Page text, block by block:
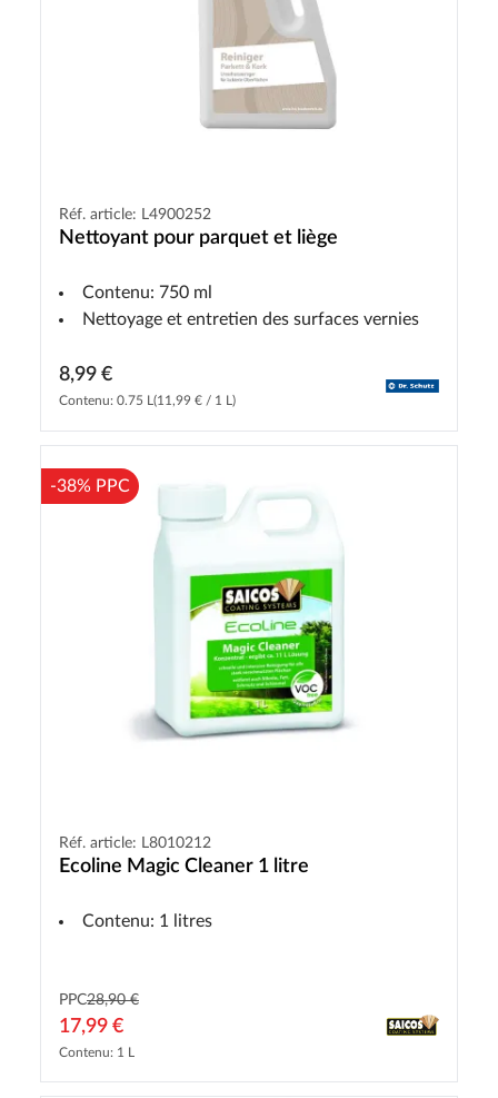
Réf. article: L4900252
Nettoyant pour parquet et liège
Contenu: 750 ml
Nettoyage et entretien des surfaces vernies
8,99 €
Contenu: 0.75 L (11,99 € / 1 L)
-38% PPC
Réf. article: L8010212
Ecoline Magic Cleaner 1 litre
Contenu: 1 litres
PPC28,90 €
17,99 €
Contenu: 1 L